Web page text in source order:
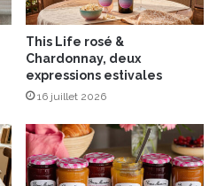
This Life rosé &
Chardonnay, deux
expressions estivales
16 juillet 2026